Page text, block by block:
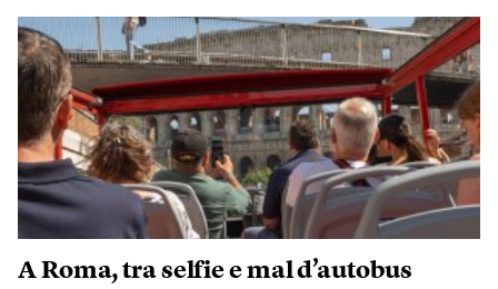
A Roma, tra selfie e mal d’autobus